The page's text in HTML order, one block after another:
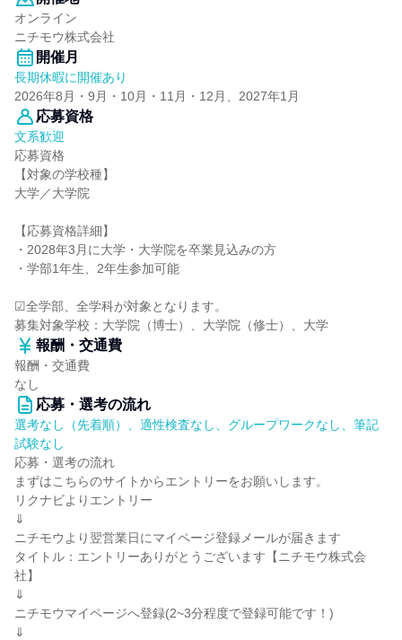
オンライン
ニチモウ株式会社
開催月
長期休暇に開催あり
2026年8月・9月・10月・11月・12月、2027年1月
応募資格
文系歓迎
応募資格
【対象の学校種】
大学／大学院
【応募資格詳細】
・2028年3月に大学・大学院を卒業見込みの方
・学部1年生、2年生参加可能
☑全学部、全学科が対象となります。
募集対象学校：大学院（博士）、大学院（修士）、大学
報酬・交通費
報酬・交通費
なし
応募・選考の流れ
選考なし（先着順）、適性検査なし、グループワークなし、筆記
試験なし
応募・選考の流れ
まずはこちらのサイトからエントリーをお願いします。
リクナビよりエントリー
⇓
ニチモウより翌営業日にマイページ登録メールが届きます
タイトル：エントリーありがとうございます【ニチモウ株式会
社】
⇓
ニチモウマイページへ登録(2~3分程度で登録可能です！)
⇓